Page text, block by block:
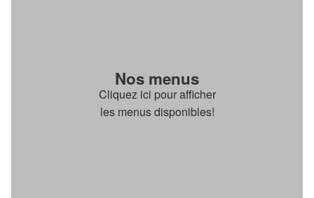
Nos menus
Cliquez ici pour afficher
les menus disponibles!